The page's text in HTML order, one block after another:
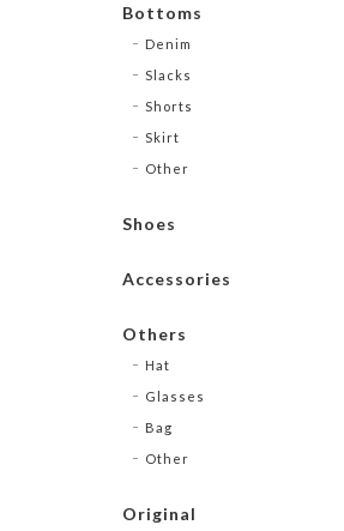
Bottoms
Denim
Slacks
Shorts
Skirt
Other
Shoes
Accessories
Others
Hat
Glasses
Bag
Other
Original